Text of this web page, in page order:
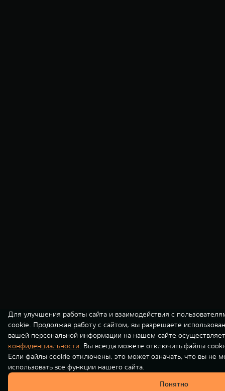
Для улучшения работы сайта и взаимодействия с
cookie. Продолжая работу с сайтом, вы разрешаете
вашей персональной информации на нашем сайте
конфиденциальности. Вы всегда можете отключить файлы
Если файлы cookie отключены, это может означать, что вы не
использовать все функции нашего сайта.
Понятно